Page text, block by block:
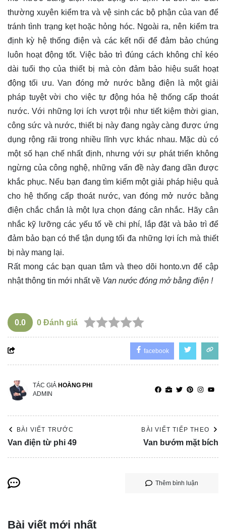
thường xuyên kiểm tra và vệ sinh các bộ phận của van để
tránh tình trạng kẹt hoặc hỏng hóc. Ngoài ra, nên kiểm tra
định kỳ hệ thống điện và các kết nối để đảm bảo chúng
luôn hoạt động tốt. Việc bảo trì đúng cách không chỉ kéo
dài tuổi thọ của thiết bị mà còn đảm bảo hiệu suất hoạt
động tối ưu. Van đóng mở nước bằng điện là một giải
pháp tuyệt vời cho việc tự động hóa hệ thống cấp thoát
nước. Với những lợi ích vượt trội như tiết kiệm thời gian,
công sức và nước, thiết bị này đang ngày càng được ứng
dụng rộng rãi trong nhiều lĩnh vực khác nhau. Mặc dù có
một số hạn chế nhất định, nhưng với sự phát triển không
ngừng của công nghệ, những vấn đề này đang dần được
khắc phục. Nếu bạn đang tìm kiếm một giải pháp hiệu quả
cho hệ thống cấp thoát nước, van đóng mở nước bằng
điện chắc chắn là một lựa chọn đáng cân nhắc. Hãy cân
nhắc kỹ lưỡng các yếu tố về chi phí, lắp đặt và bảo trì để
đảm bảo bạn có thể tận dụng tối đa những lợi ích mà thiết
bị này mang lại.
Rất mong các bạn quan tâm và theo dõi honto.vn để cập
nhật thông tin mới nhất về Van nước đóng mở bằng điện !
0.0 0 Đánh giá
facebook
TÁC GIẢ HOÀNG PHI
ADMIN
BÀI VIẾT TRƯỚC
Van điện từ phi 49
BÀI VIẾT TIẾP THEO
Van bướm mặt bích
Thêm bình luận
Bài viết mới nhất